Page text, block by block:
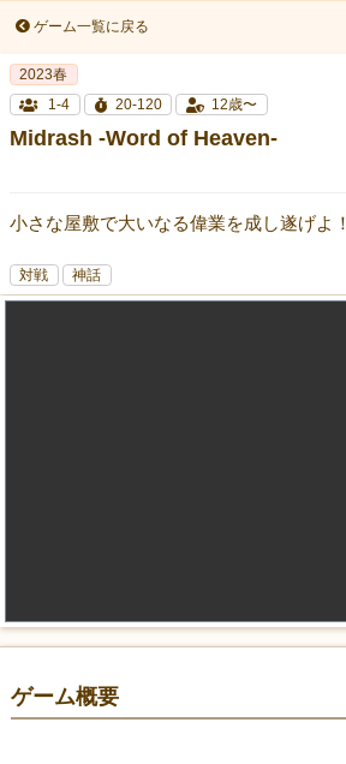
ゲーム一覧に戻る
2023春
1-4
20-120 12歳〜
Midrash -Word of Heaven-
小さな屋敷で大いなる偉業を成し遂げよ！
対戦 神話
ゲーム概要